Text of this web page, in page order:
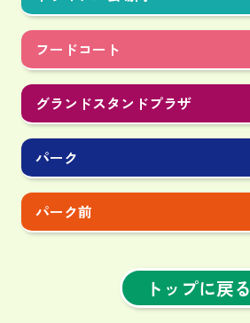
フードコート
グランドスタンドプラザ
パーク
パーク前
トップに戻る